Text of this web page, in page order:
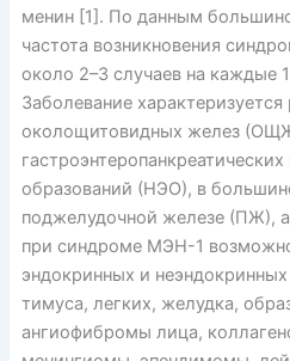
менин [1]. По данным
частота возникновения
около 2–3 случаев на каждые
Заболевание
околощитовидных желез
образований (НЭО), в
поджелудочной железе (ПЖ),
при синдроме МЭН-1
эндокринных и
тимуса, легких, желудка,
ангиофибромы лица,